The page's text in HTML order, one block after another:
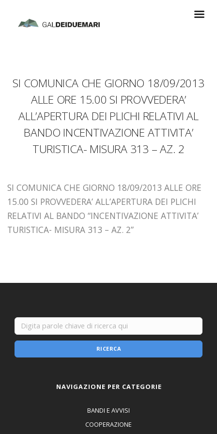
SI COMUNICA CHE GIORNO 18/09/2013
ALLE ORE 15.00 SI PROVVEDERA’
ALL’APERTURA DEI PLICHI RELATIVI AL
BANDO INCENTIVAZIONE ATTIVITA’
TURISTICA- MISURA 313 – AZ. 2
SI COMUNICA CHE GIORNO 18/09/2013 ALLE ORE
15.00 SI PROVVEDERA’ ALL’APERTURA DEI PLICHI
RELATIVI AL BANDO “INCENTIVAZIONE ATTIVITA’
TURISTICA- MISURA 313 – AZ. 2”
RICERCA
NAVIGAZIONE PER CATEGORIE
BANDI E AVVISI
COOPERAZIONE